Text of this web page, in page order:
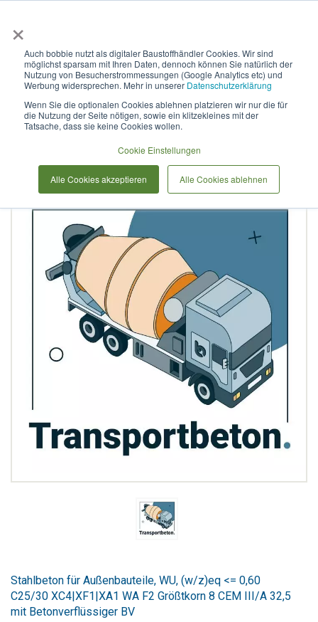
×
Auch bobbie nutzt als digitaler Baustoffhändler Cookies. Wir sind
möglichst sparsam mit Ihren Daten, dennoch können Sie natürlich der
Nutzung von Besucherstrommessungen (Google Analytics etc) und
Werbung widersprechen. Mehr in unserer Datenschutzerklärung
Wenn Sie die optionalen Cookies ablehnen platzieren wir nur die für
die Nutzung der Seite nötigen, sowie ein klitzekleines mit der
Tatsache, dass sie keine Cookies wollen.
Cookie Einstellungen
Alle Cookies akzeptieren Alle Cookies ablehnen
Stahlbeton für Außenbauteile,
WU, (w/z)eq <= 0,60 B-
C25/30_XC4-XF1-
XA1_WA_F2_8III/A_32.5_BV
Ende
Bildergalerie
der
Bildergalerie
springen
Stahlbeton für Außenbauteile, WU, (w/z)eq <= 0,60
C25/30 XC4|XF1|XA1 WA F2 Größtkorn 8 CEM III/A 32,5
mit Betonverflüssiger BV